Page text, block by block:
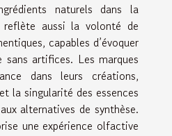
naturels dans la
reflète aussi la volonté de
capables d’évoquer
sans artifices. Les marques
dans leurs créations,
la singularité des essences
alternatives de synthèse.
une expérience olfactive